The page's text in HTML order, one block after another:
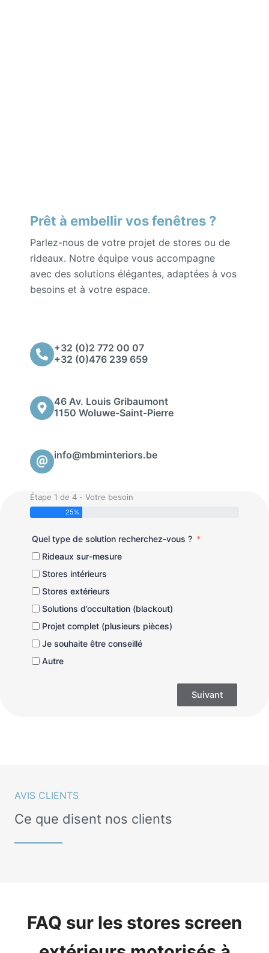
Prêt à embellir vos fenêtres ?
Parlez-nous de votre projet de stores ou de
rideaux. Notre équipe vous accompagne
avec des solutions élégantes, adaptées à vos
besoins et à votre espace.
+32 (0)2 772 00 07
+32 (0)476 239 659
46 Av. Louis Gribaumont
1150 Woluwe-Saint-Pierre
info@mbminteriors.be
Étape 1 de 4 - Votre besoin
25%
Quel type de solution recherchez-vous ?
Rideaux sur-mesure
Stores intérieurs
Stores extérieurs
Solutions d’occultation (blackout)
Projet complet (plusieurs pièces)
Je souhaite être conseillé
Autre
Suivant
AVIS CLIENTS
Ce que disent nos clients
FAQ sur les stores screen